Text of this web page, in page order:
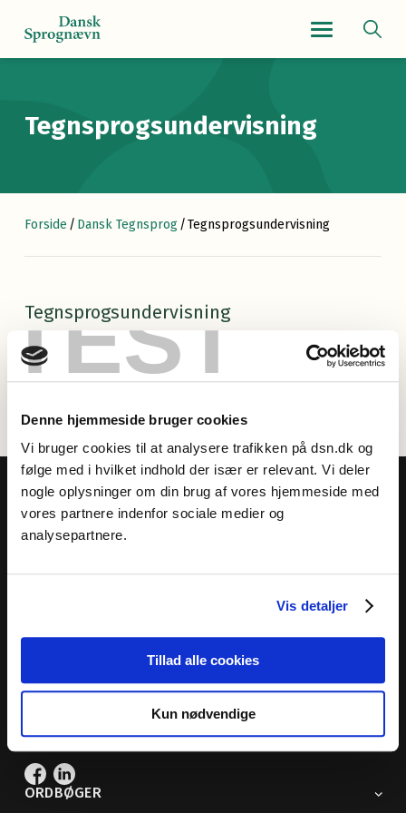
TEST
Denne hjemmeside bruger cookies
Vi bruger cookies til at analysere trafikken på dsn.dk og
følge med i hvilket indhold der især er relevant. Vi deler
nogle oplysninger om din brug af vores hjemmeside med
vores partnere indenfor sociale medier og
analysepartnere.
Vis detaljer
Tillad alle cookies
Kun nødvendige
Navigationsmenu
Tegnsprogsundervisning
Forside / Dansk Tegnsprog/Tegnsprogsundervisning
Tegnsprogsundervisning
Listen over undervisningstilbud i dansk tegnsprog er rykket
tildansktegnsprog.dk.
Dansk Sprognævn
Sproglige spørgsmål:33 74 74 74
Se ogsåAfdeling for Dansk Tegnsprog
Vi findes også på sociale medier
ORDBØGER